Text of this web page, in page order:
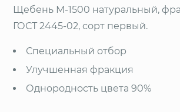
Щебень М-1500 натуральный,
ГОСТ 2445-02, сорт первый.
Специальный отбор
Улучшенная фракция
Однородность цвета 90%